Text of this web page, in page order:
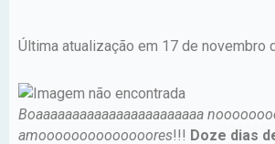
Última atualização em 17 de novembro
Boaaaaaaaaaaaaaaaaaaaaaaa
amoooooooooooooores!!! Doze dias